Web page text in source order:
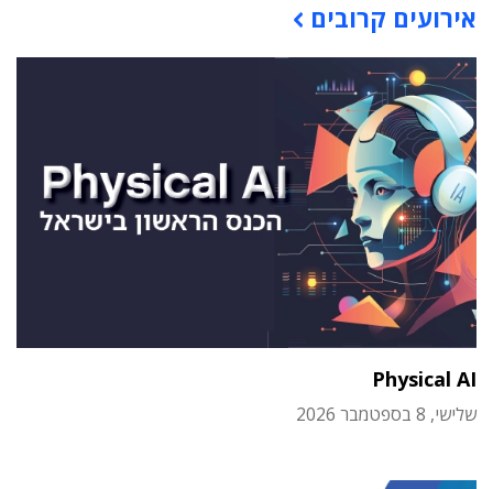
אירועים קרובים
Physical AI
שלישי, 8 בספטמבר 2026